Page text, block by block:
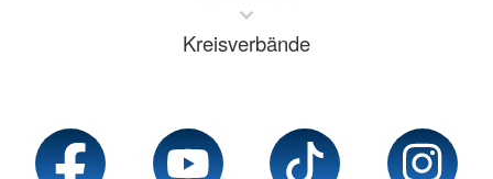
Kreisverbände